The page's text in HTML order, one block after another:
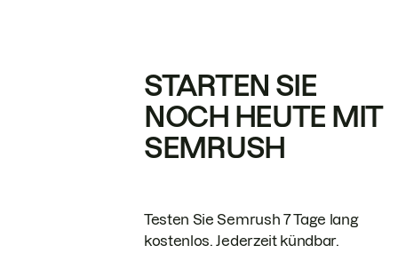
STARTEN SIE
NOCH HEUTE MIT
SEMRUSH
Testen Sie Semrush 7 Tage lang
kostenlos. Jederzeit kündbar.